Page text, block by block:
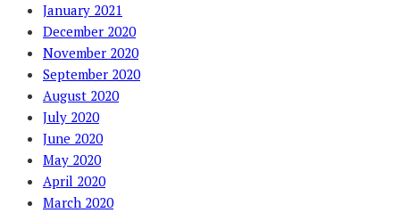
January 2021
December 2020
November 2020
September 2020
August 2020
July 2020
June 2020
May 2020
April 2020
March 2020